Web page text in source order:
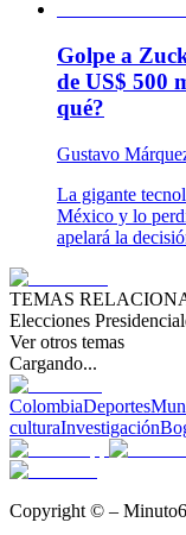
Golpe a
de US$ 500
qué?
Gustavo
La gigante
México y lo
apelará la
TEMAS
Elecciones
Ver otros temas
Cargando...
ColombiaDeportes
culturaInvestigación
Copyright © –